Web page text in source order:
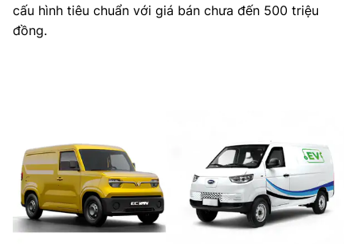
cấu hình tiêu chuẩn với giá bán chưa đến 500 triệu
đồng.